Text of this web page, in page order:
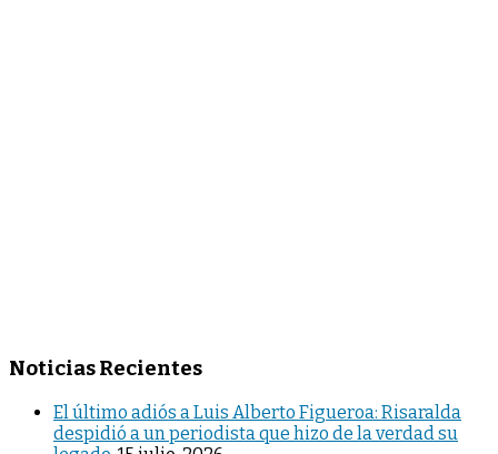
Noticias Recientes
El último adiós a Luis Alberto Figueroa: Risaralda
despidió a un periodista que hizo de la verdad su